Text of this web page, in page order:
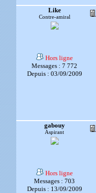
Like
Contre-amiral
Hors ligne
Messages : 7 772
Depuis : 03/09/2009
gabouy
Aspirant
Hors ligne
Messages : 703
Depuis : 13/09/2009